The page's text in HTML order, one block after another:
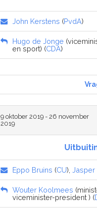
John Kerstens (PvdA)
Hugo de Jonge
en sport) (CDA)
9 oktober 2019 - 26 november
2019
Eppo Bruins (CU), Jasper
Wouter Koolmees
viceminister-president ) (